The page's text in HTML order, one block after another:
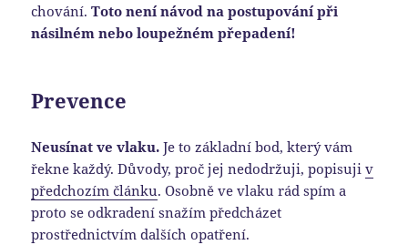
chování.Toto není návod na postupování při
násilném nebo loupežném přepadení!
Prevence
Neusínat ve vlaku. Je to základní bod, který vám
řekne každý. Důvody, proč jej nedodržuji, popisujiv
předchozím článku. Osobně ve vlaku rád spím a
proto se odkradení snažím předcházet
prostřednictvím dalších opatření.